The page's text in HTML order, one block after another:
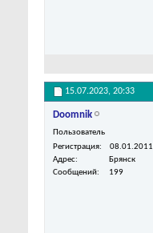
15.07.2023, 20:33
Doomnik
Пользователь
Регистрация
08.01.2011
Адрес
Брянск
Сообщений
199